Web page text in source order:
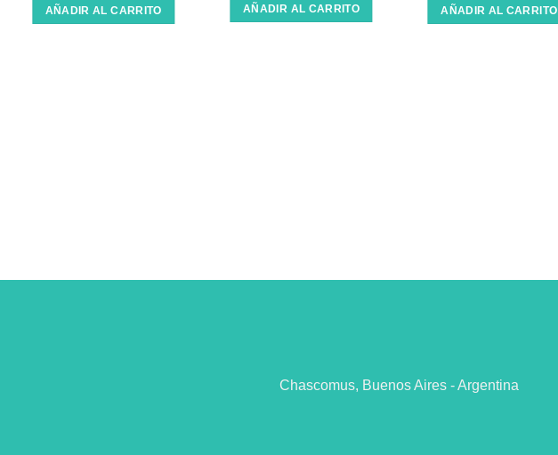
AÑADIR AL CARRITO AÑADIR AL CARRITO AÑADIR AL CARRITO
Chascomus, Buenos Aires - Argentina